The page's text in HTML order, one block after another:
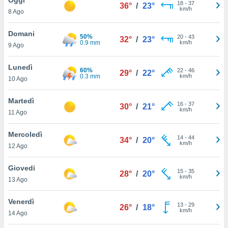
è
al sito
di
ci
di
il
un
la
nella
8 Ago
36° / 23° 18- 37
km/h
Domani
9 Ago
50%
0.9 mm
32° / 23° 20- 43
km/h
Lunedì
10 Ago
60%
0.3 mm
29° / 22° 22- 46
km/h
Martedì
11 Ago
30° / 21° 16- 37
km/h
Mercoledì
12 Ago
34° / 20° 14- 44
km/h
Giovedi
13 Ago
28° / 20° 15- 35
km/h
Venerdì
14 Ago
26° / 18° 13- 29
km/h